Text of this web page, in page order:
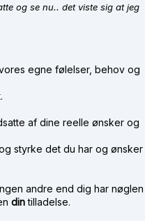
og se nu.. det viste sig at jeg
egne følelser, behov og
af dine reelle ønsker og
styrke det du har og ønsker
andre end dig har nøglen
dintilladelse.